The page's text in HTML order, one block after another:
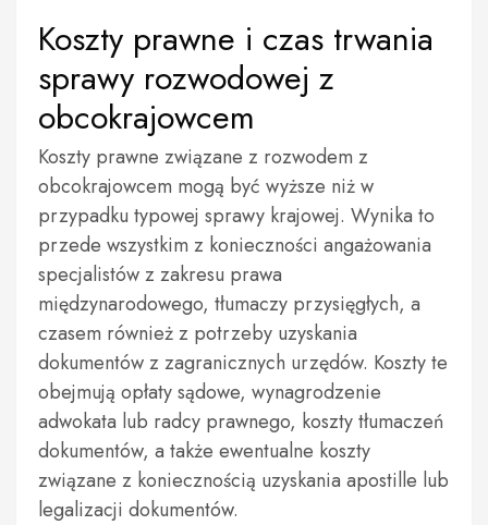
Koszty prawne i czas trwania
sprawy rozwodowej z
obcokrajowcem
Koszty prawne związane z rozwodem z
obcokrajowcem mogą być wyższe niż w
przypadku typowej sprawy krajowej. Wynika to
przede wszystkim z konieczności angażowania
specjalistów z zakresu prawa
międzynarodowego, tłumaczy przysięgłych, a
czasem również z potrzeby uzyskania
dokumentów z zagranicznych urzędów. Koszty te
obejmują opłaty sądowe, wynagrodzenie
adwokata lub radcy prawnego, koszty tłumaczeń
dokumentów, a także ewentualne koszty
związane z koniecznością uzyskania apostille lub
legalizacji dokumentów.